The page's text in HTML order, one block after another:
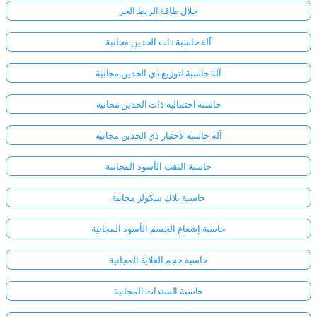
حلال طاقة الربط الحر
آلة حاسبة ذات الحدين مجانية
آلة حاسبة لتوزيع ذي الحدين مجانية
حاسبة احتمالية ذات الحدين مجانية
آلة حاسبة لاختبار ذي الحدين مجانية
حاسبة الثقب الأسود المجانية
حاسبة بلاك سكولز مجانية
حاسبة إشعاع الجسم الأسود المجانية
حاسبة حجم الغلاية المجانية
حاسبة السندات المجانية